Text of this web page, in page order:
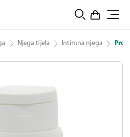
Njega tijela Intimna njega